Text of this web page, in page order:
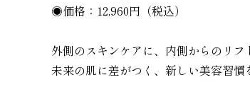
◉価格：12,960円（税込）
外側のスキンケアに、内側からのリフ
未来の肌に差がつく、新しい美容習慣